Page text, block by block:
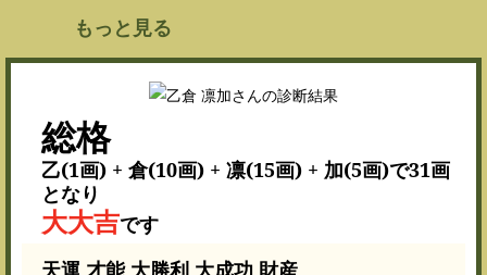
もっと見る
総格
乙(1画) + 倉(10画) + 凛(15画) + 加(5画)で31画
となり
大大吉です
天運 才能 大勝利 大成功 財産